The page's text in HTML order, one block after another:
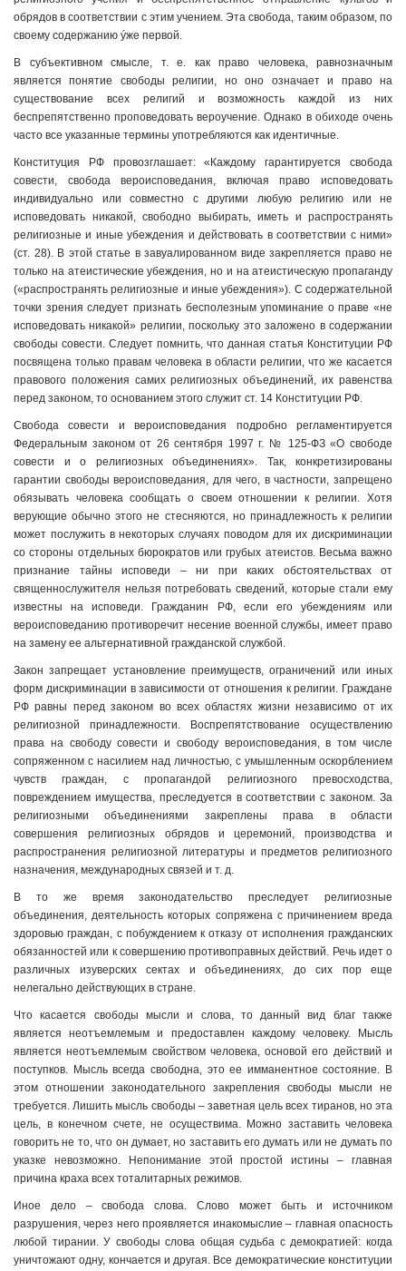
обрядов в соответствии с этим учением. Эта свобода, таким образом, по
своему содержанию ýже первой.
В субъективном смысле, т. е. как право человека, равнозначным
является понятие свободы религии, но оно означает и право на
существование всех религий и возможность каждой из них
беспрепятственно проповедовать вероучение. Однако в обиходе очень
часто все указанные термины употребляются как идентичные.
Конституция РФ провозглашает: «Каждому гарантируется свобода
совести, свобода вероисповедания, включая право исповедовать
индивидуально или совместно с другими любую религию или не
исповедовать никакой, свободно выбирать, иметь и распространять
религиозные и иные убеждения и действовать в соответствии с ними»
(ст. 28). В этой статье в завуалированном виде закрепляется право не
только на атеистические убеждения, но и на атеистическую пропаганду
(«распространять религиозные и иные убеждения»). С содержательной
точки зрения следует признать бесполезным упоминание о праве «не
исповедовать никакой» религии, поскольку это заложено в содержании
свободы совести. Следует помнить, что данная статья Конституции РФ
посвящена только правам человека в области религии, что же касается
правового положения самих религиозных объединений, их равенства
перед законом, то основанием этого служит ст. 14 Конституции РФ.
Свобода совести и вероисповедания подробно регламентируется
Федеральным законом от 26 сентября 1997 г. № 125-ФЗ «О свободе
совести и о религиозных объединениях». Так, конкретизированы
гарантии свободы вероисповедания, для чего, в частности, запрещено
обязывать человека сообщать о своем отношении к религии. Хотя
верующие обычно этого не стесняются, но принадлежность к религии
может послужить в некоторых случаях поводом для их дискриминации
со стороны отдельных бюрократов или грубых атеистов. Весьма важно
признание тайны исповеди – ни при каких обстоятельствах от
священнослужителя нельзя потребовать сведений, которые стали ему
известны на исповеди. Гражданин РФ, если его убеждениям или
вероисповеданию противоречит несение военной службы, имеет право
на замену ее альтернативной гражданской службой.
Закон запрещает установление преимуществ, ограничений или иных
форм дискриминации в зависимости от отношения к религии. Граждане
РФ равны перед законом во всех областях жизни независимо от их
религиозной принадлежности. Воспрепятствование осуществлению
права на свободу совести и свободу вероисповедания, в том числе
сопряженном с насилием над личностью, с умышленным оскорблением
чувств граждан, с пропагандой религиозного превосходства,
повреждением имущества, преследуется в соответствии с законом. За
религиозными объединениями закреплены права в области
совершения религиозных обрядов и церемоний, производства и
распространения религиозной литературы и предметов религиозного
назначения, международных связей и т. д.
В то же время законодательство преследует религиозные
объединения, деятельность которых сопряжена с причинением вреда
здоровью граждан, с побуждением к отказу от исполнения гражданских
обязанностей или к совершению противоправных действий. Речь идет о
различных изуверских сектах и объединениях, до сих пор еще
нелегально действующих в стране.
Что касается свободы мысли и слова, то данный вид благ также
является неотъемлемым и предоставлен каждому человеку. Мысль
является неотъемлемым свойством человека, основой его действий и
поступков. Мысль всегда свободна, это ее имманентное состояние. В
этом отношении законодательного закрепления свободы мысли не
требуется. Лишить мысль свободы – заветная цель всех тиранов, но эта
цель, в конечном счете, не осуществима. Можно заставить человека
говорить не то, что он думает, но заставить его думать или не думать по
указке невозможно. Непонимание этой простой истины – главная
причина краха всех тоталитарных режимов.
Иное дело – свобода слова. Слово может быть и источником
разрушения, через него проявляется инакомыслие – главная опасность
любой тирании. У свободы слова общая судьба с демократией: когда
уничтожают одну, кончается и другая. Все демократические конституции